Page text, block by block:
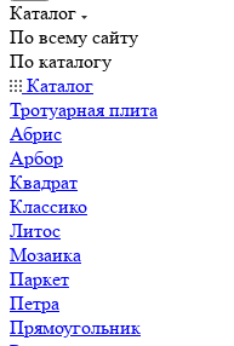
Каталог
По всему сайту
По каталогу
Каталог
Тротуарная плита
Абрис
Арбор
Квадрат
Классико
Литос
Мозаика
Паркет
Петра
Прямоугольник